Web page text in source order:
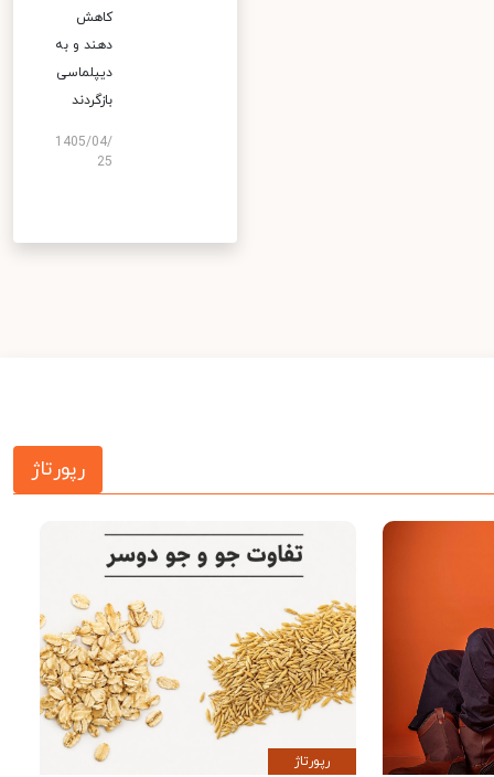
کاهش
دهند و به
دیپلماسی
بازگردند
1405/04/
25
رپورتاژ
رپورتاژ